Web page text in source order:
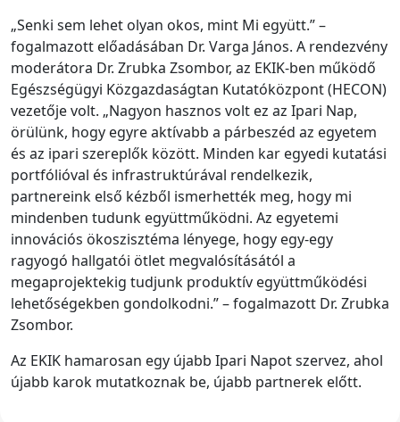
„Senki sem lehet olyan okos, mint Mi együtt.” –
fogalmazott előadásában Dr. Varga János. A rendezvény
moderátora Dr. Zrubka Zsombor, az EKIK-ben működő
Egészségügyi Közgazdaságtan Kutatóközpont (HECON)
vezetője volt. „Nagyon hasznos volt ez az Ipari Nap,
örülünk, hogy egyre aktívabb a párbeszéd az egyetem
és az ipari szereplők között. Minden kar egyedi kutatási
portfólióval és infrastruktúrával rendelkezik,
partnereink első kézből ismerhették meg, hogy mi
mindenben tudunk együttműködni. Az egyetemi
innovációs ökoszisztéma lényege, hogy egy-egy
ragyogó hallgatói ötlet megvalósításától a
megaprojektekig tudjunk produktív együttműködési
lehetőségekben gondolkodni.” – fogalmazott Dr. Zrubka
Zsombor.
Az EKIK hamarosan egy újabb Ipari Napot szervez, ahol
újabb karok mutatkoznak be, újabb partnerek előtt.